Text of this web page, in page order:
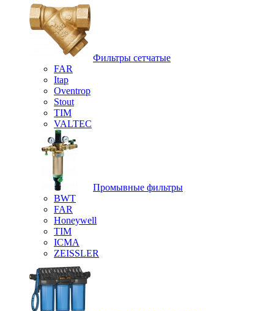
Фильтры сетчатые
FAR
Itap
Oventrop
Stout
TIM
VALTEC
Промывные фильтры
BWT
FAR
Honeywell
TIM
ICMA
ZEISSLER